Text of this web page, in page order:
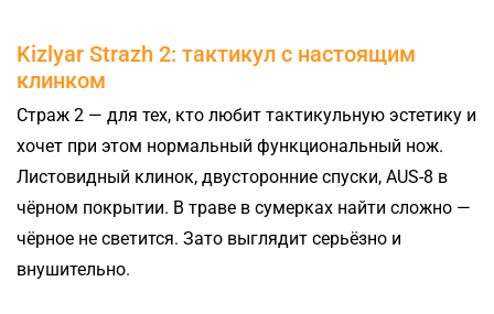
Kizlyar Strazh 2: тактикул с настоящим
клинком
Страж 2 — для тех, кто любит тактикульную эстетику и
хочет при этом нормальный функциональный нож.
Листовидный клинок, двусторонние спуски, AUS-8 в
чёрном покрытии. В траве в сумерках найти сложно —
чёрное не светится. Зато выглядит серьёзно и
внушительно.